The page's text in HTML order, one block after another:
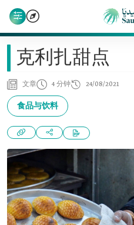
克利扎甜点
文章 4 分钟 24/08/2021
食品与饮料